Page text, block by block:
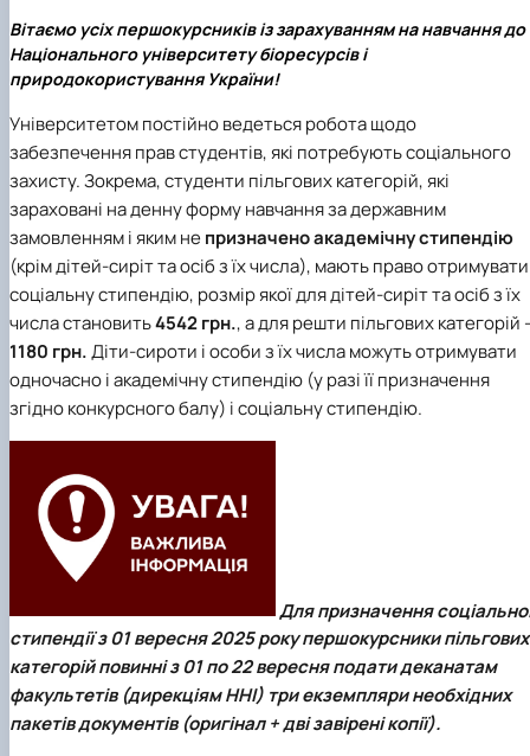
та мереж для забезпечення рівності у …
Вітаємо усіх першокурсників із зарахуванням на навчання до
Національного університету біоресурсів і
природокористування України!
Університетом постійно ведеться робота щодо
забезпечення прав студентів, які потребують соціального
захисту. Зокрема, студенти пільгових категорій, які
зараховані на денну форму навчання за державним
замовленням і яким непризначено академічну стипендію
(крім дітей-сиріт та осіб з їх числа), мають право отримувати
соціальну стипендію, розмір якої для дітей-сиріт та осіб з їх
числа становить4542 грн., а для решти пільгових категорій
1180 грн.Діти-сироти і особи з їх числа можуть отримувати
одночасно і академічну стипендію (у разі її призначення
згідно конкурсного балу) і соціальну стипендію.
Для призначення
стипендії з 01 вересня 2025 року першокурсники пільгових
категорій повинні з 01 по 22 вересня подати деканатам
факультетів (дирекціям ННІ) три екземпляри необхідних
пакетів документів (оригінал + дві завірені копії).